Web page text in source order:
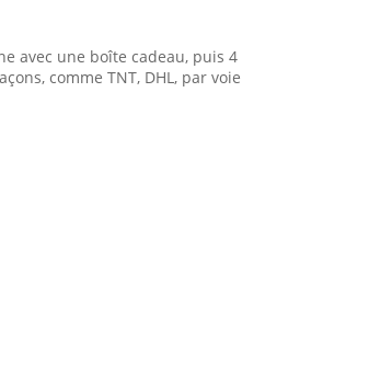
avec une boîte cadeau, puis 4
comme TNT, DHL, par voie